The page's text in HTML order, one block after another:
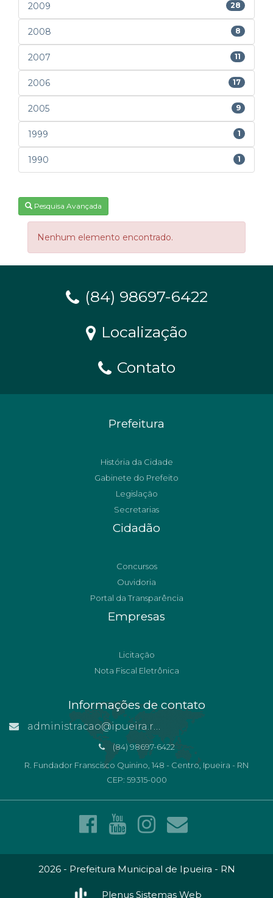
2009 28
2008 8
2007 11
2006 17
2005 9
1999 1
1990 1
Pesquisa Avançada
Nenhum elemento encontrado.
(84) 98697-6422
Localização
Contato
Prefeitura
História da Cidade
Gabinete do Prefeito
Legislação
Secretarias
Cidadão
Concursos
Ouvidoria
Portal da Transparência
Empresas
Licitação
Nota Fiscal Eletrônica
Informações de contato
administracao@ipueira.rn.gov.br
(84) 98697-6422
R. Fundador Franscisco Quinino, 148 - Centro, Ipueira - RN
CEP: 59315-000
2026 - Prefeitura Municipal de Ipueira - RN
Plenus Sistemas Web